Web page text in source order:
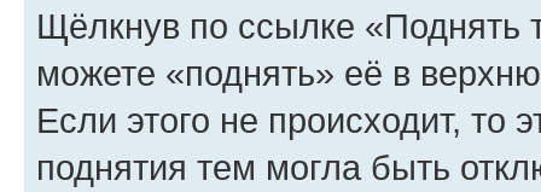
Щёлкнув по ссылке «Поднять
можете «поднять» её в
Если этого не происходит, то
поднятия тем могла быть